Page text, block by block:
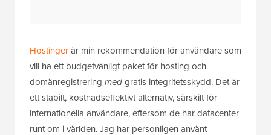
Hostingerär min rekommendation för användare som
vill ha ett budgetvänligt paket för hosting och
domänregistrering medgratis integritetsskydd. Det är
ett stabilt, kostnadseffektivt alternativ, särskilt för
internationella användare, eftersom de har datacenter
runt om i världen. Jag har personligen använt